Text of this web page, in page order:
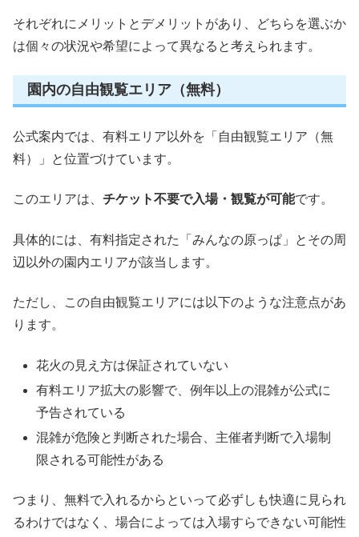
それぞれにメリットとデメリットがあり、どちらを選ぶか
は個々の状況や希望によって異なると考えられます。
園内の自由観覧エリア（無料）
公式案内では、有料エリア以外を「自由観覧エリア（無
料）」と位置づけています。
このエリアは、 チケット不要で入場・観覧が可能です。
具体的には、有料指定された「みんなの原っぱ」とその周
辺以外の園内エリアが該当します。
ただし、この自由観覧エリアには以下のような注意点があ
ります。
花火の見え方は保証されていない
有料エリア拡大の影響で、例年以上の混雑が公式に
予告されている
混雑が危険と判断された場合、主催者判断で入場制
限される可能性がある
つまり、無料で入れるからといって必ずしも快適に見られ
るわけではなく、場合によっては入場すらできない可能性